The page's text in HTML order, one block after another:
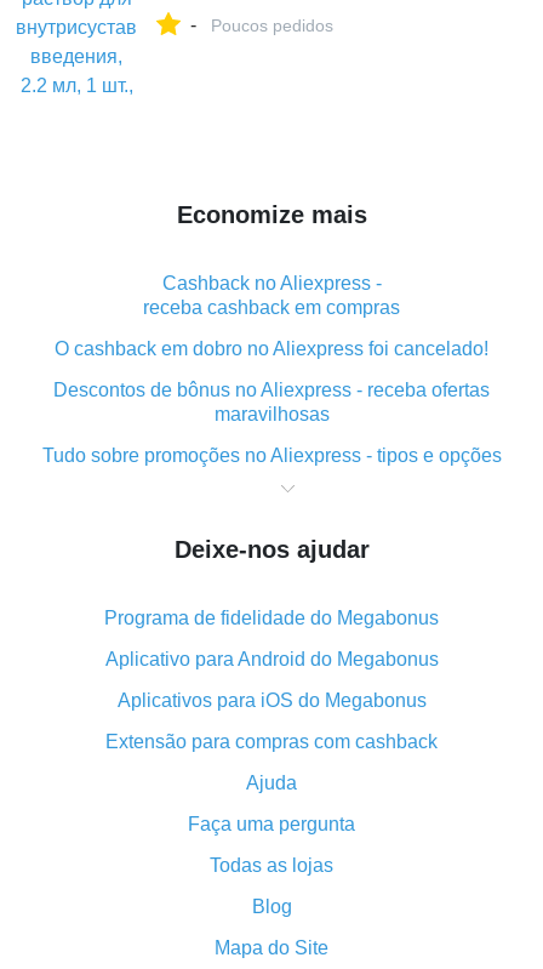
- Poucos pedidos
Economize mais
Cashback no Aliexpress -
receba cashback em compras
O cashback em dobro no Aliexpress foi cancelado!
Descontos de bônus no Aliexpress - receba ofertas
maravilhosas
Tudo sobre promoções no Aliexpress - tipos e opções
O que é "cashback" ao realizar compras no Aliexpress
O melhor lugar para baixar o cashback do Aliexpress e
Qual o plug-in de cashback do Aliexpress e quais as
suas vantagens
Cashback do aplicativo móvel do AliExpress -
vantagens do plug-in
O cashback em dobro no Aliexpress foi cancelado!
Como usar o cashback no Aliexpress - manual
resumido
Tudo sobre como o cashback funciona no AliExpress
Código promocional do AliExpress - como ele
Deixe-nos ajudar
Programa de fidelidade do Megabonus
Aplicativo para Android do Megabonus
Aplicativos para iOS do Megabonus
Extensão para compras com cashback
Ajuda
Faça uma pergunta
Todas as lojas
Blog
Mapa do Site